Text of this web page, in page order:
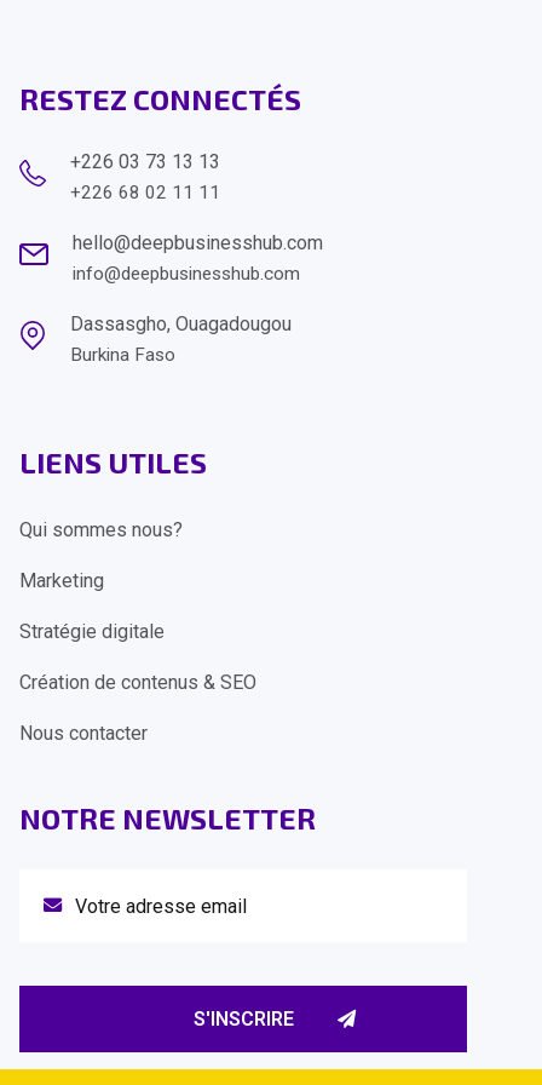
RESTEZ CONNECTÉS
+226 03 73 13 13
+226 68 02 11 11
hello@deepbusinesshub.com
info@deepbusinesshub.com
Dassasgho, Ouagadougou
Burkina Faso
LIENS UTILES
Qui sommes nous?
Marketing
Stratégie digitale
Création de contenus & SEO
Nous contacter
NOTRE NEWSLETTER